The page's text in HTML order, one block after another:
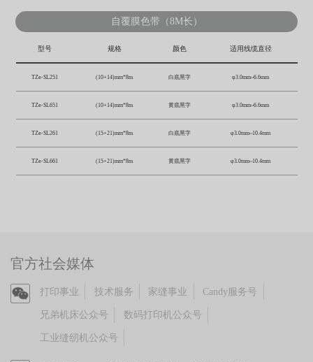
自覆膜色带（8M长）
型号 规格 颜色 适用线缆直径
TZe-SL251 (10+14)mm*8m 白底黑字 φ3.0mm~6.6mm
TZe-SL651 (10+14)mm*8m 黄底黑字 φ3.0mm~6.6mm
TZe-SL261 (15+21)mm*8m 白底黑字 φ3.0mm~10.4mm
TZe-SL661 (15+21)mm*8m 黄底黑字 φ3.0mm~10.4mm
官方社会媒体
官
方
信
打印事业 技术服务 家缝事业 Candy服务号
兄弟机床公众号 数码打印机公众号
工业缝纫机公众号